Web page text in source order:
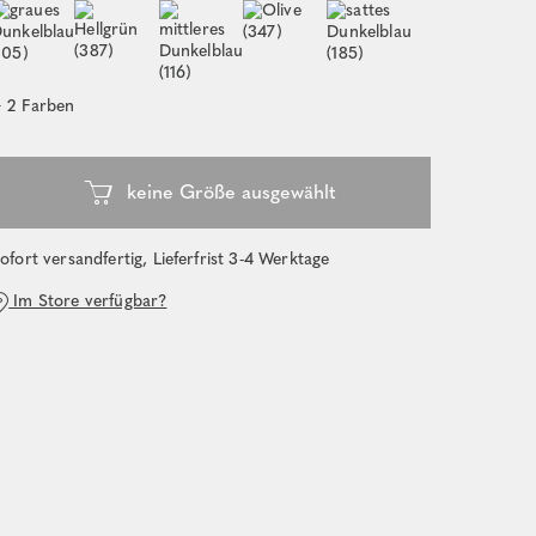
versandfertig, Lieferfrist 3-4 Werktage
Im Store verfügbar?